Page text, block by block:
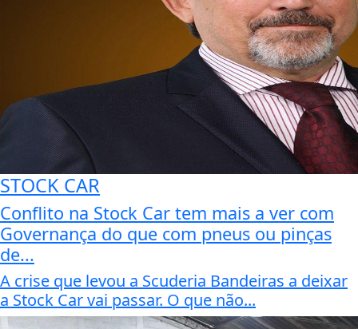
STOCK CAR
Conflito na Stock Car tem mais a ver com
Governança do que com pneus ou pinças
de...
A crise que levou a Scuderia Bandeiras a deixar
a Stock Car vai passar. O que não...